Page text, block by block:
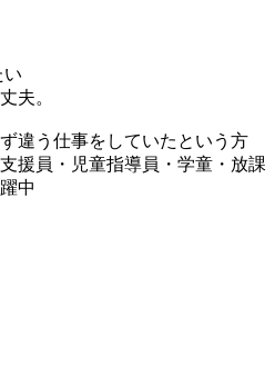
い
夫。
違う仕事をしていたという方
援員・児童指導員・学童・放課
中